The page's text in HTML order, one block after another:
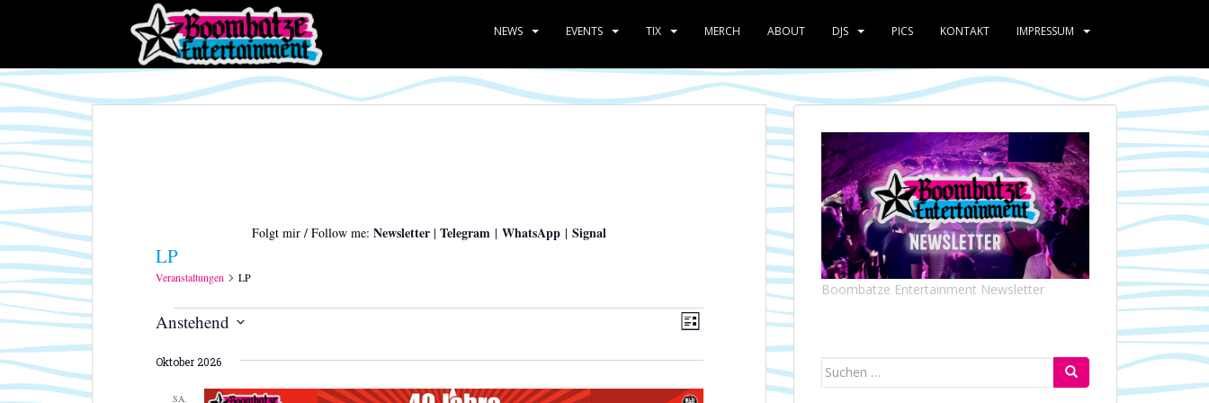
p
t
o
m
a
c
t
e
n
NEWS EVENTS TIX MERCH ABOUT DJS PICS KONTAKT IMPRESSUM
Folgt mir / Follow me: Newsletter | Telegram | WhatsApp | Signal
LP
Veranstaltungen LP
Veranstaltungen
A
s
i
V
e
r
n
L
S
E
Anstehend
a
Oktober 2026
SA.
Boombatze Entertainment Newsletter
Suchen